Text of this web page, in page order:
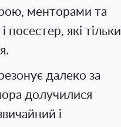
менторами та
які тільки
далеко за
долучилися
і